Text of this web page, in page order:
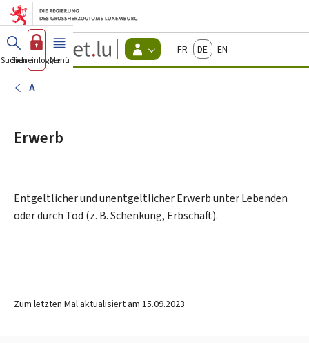
Zum Hauptmenü
Zum Inhalt
Guichet.lu
Changer
d'espace
FrançaisDeutschEnglish
Suchen
Sich einloggen
Menü Haupt-
A
Erwerb
Entgeltlicher und unentgeltlicher Erwerb unter Lebenden
oder durch Tod (z. B. Schenkung, Erbschaft).
Zum letzten Mal aktualisiert am 15.09.2023